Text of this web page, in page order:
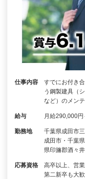
仕事内容
すでにお付き
う鋼製建具（
など）のメン
給与 月給290,000
勤務地
千葉県成田市
成田市・千葉
県印旛郡酒々
応募資格
高卒以上、営
第二新卒も大